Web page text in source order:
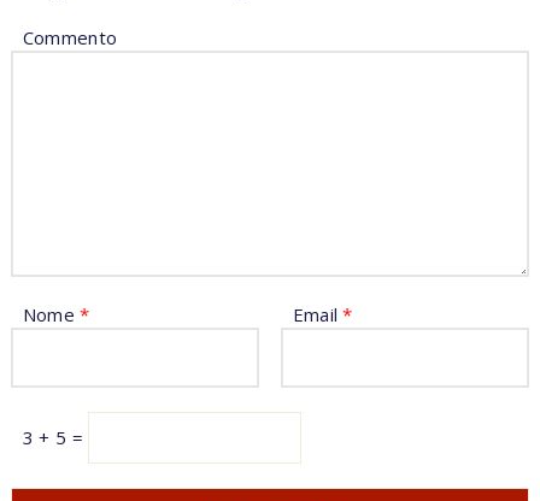
Commento
Nome* Email*
3 + 5 =